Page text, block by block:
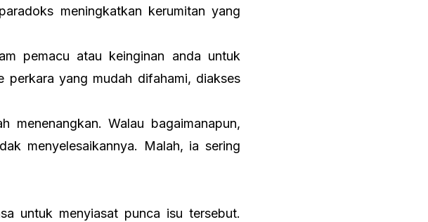
meningkatkan kerumitan yang
pemacu atau keinginan anda untuk
perkara yang mudah difahami, diakses
menenangkan. Walau bagaimanapun,
menyelesaikannya. Malah, ia sering
untuk menyiasat punca isu tersebut.